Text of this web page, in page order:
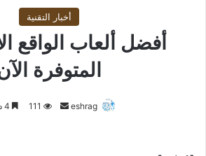
أخبار التقنية
أفضل ألعاب الواقع
المتوفرة
eshrag
أرسل 111